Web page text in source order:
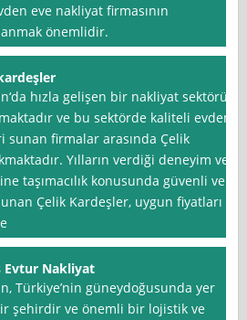
eve nakliyat firmasının
önemlidir.
hızla gelişen bir nakliyat sektörü
ve bu sektörde kaliteli evden
sunan firmalar arasında Çelik
Yılların verdiği deneyim ve
taşımacılık konusunda güvenli ve
Çelik Kardeşler, uygun fiyatları
Evtur Nakliyat
Türkiye’nin güneydoğusunda yer
şehirdir ve önemli bir lojistik ve